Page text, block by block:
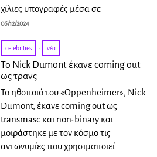
χίλιες υπογραφές μέσα σε
06/12/2024
celebrities · νέα
Το Nick Dumont έκανε coming out
ως τρανς
Το ηθοποιό του «Oppenheimer», Nick
Dumont, έκανε coming out ως
transmasc και non-binary και
μοιράστηκε με τον κόσμο τις
αντωνυμίες που χρησιμοποιεί.